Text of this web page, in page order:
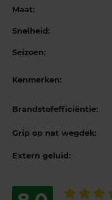
Maat:
Snelheid:
Seizoen:
Kenmerken:
Brandstofefficiëntie:
Grip op nat wegdek:
Extern geluid: